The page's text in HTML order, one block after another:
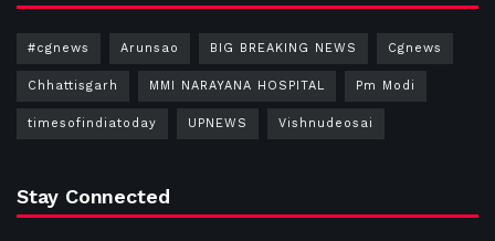
#cgnews Arunsao BIG BREAKING NEWS Cgnews
Chhattisgarh MMI NARAYANA HOSPITAL Pm Modi
timesofindiatoday UPNEWS Vishnudeosai
Stay Connected